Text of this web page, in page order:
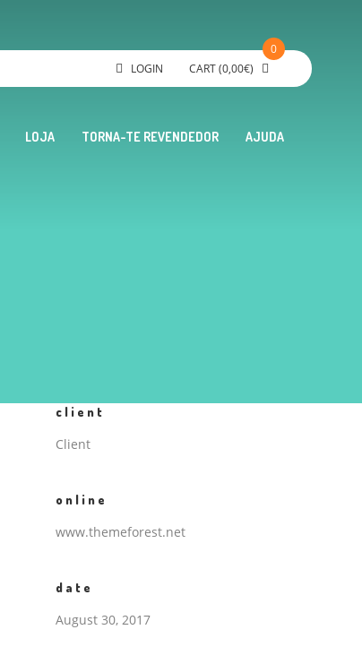
LOGIN CART(0,00€)
0
LOJA TORNA-TE REVENDEDOR AJUDA
client
Client
online
www.themeforest.net
date
August 30, 2017